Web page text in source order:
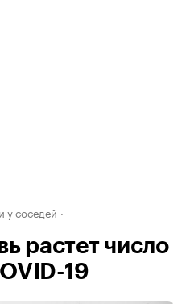
у соседей
растет число
19